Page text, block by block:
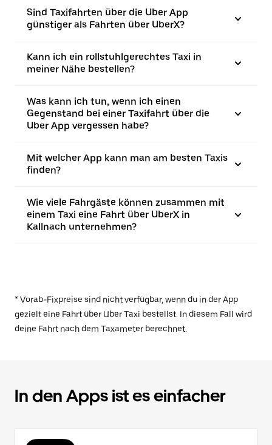
Sind Taxifahrten über die Uber App
günstiger als Fahrten über UberX?
Kann ich ein rollstuhlgerechtes Taxi in
meiner Nähe bestellen?
Was kann ich tun, wenn ich einen
Gegenstand bei einer Taxifahrt über die
Uber App vergessen habe?
Mit welcher App kann man am besten Taxis
finden?
Wie viele Fahrgäste können zusammen mit
einem Taxi eine Fahrt über UberX in
Kallnach unternehmen?
* Vorab-Fixpreise sind nicht verfügbar, wenn du in der App
gezielt eine Fahrt über Uber Taxi bestellst. In diesem Fall wird
deine Fahrt nach dem Taxameter berechnet.
In den Apps ist es einfacher